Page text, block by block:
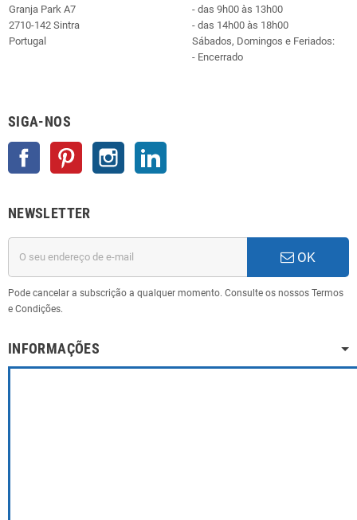
Granja Park A7
2710-142 Sintra
Portugal
- das 9h00 às 13h00
- das 14h00 às 18h00
Sábados, Domingos e Feriados:
- Encerrado
SIGA-NOS
Facebook Pinterest Instagram
NEWSLETTER
OK
Pode cancelar a subscrição a qualquer momento. Consulte os nossos Termos
e Condições.
INFORMAÇÕES